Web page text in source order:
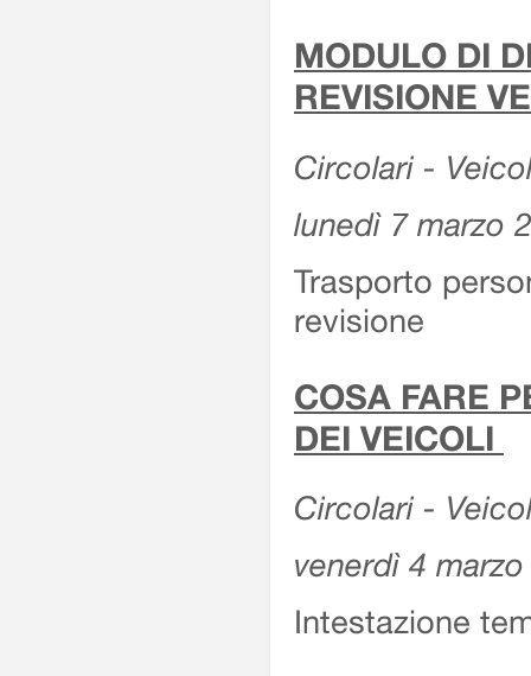
MODULO DI
REVISIONE
Circolari -
lunedì 7 marzo
Trasporto
revisione
COSA FARE
DEI VEICOLI
Circolari -
venerdì 4
Intestazione